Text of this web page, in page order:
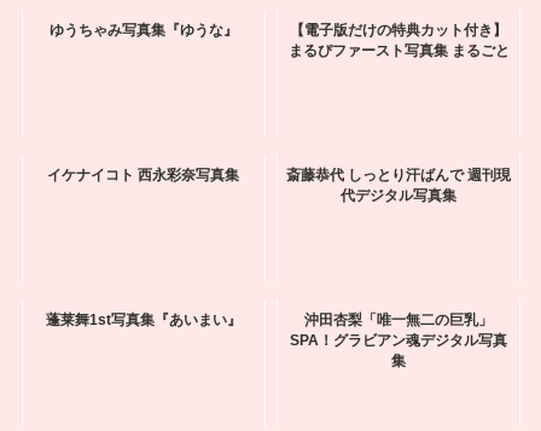
ゆうちゃみ写真集『ゆうな』
【電子版だけの特典カット付き】
まるぴファースト写真集 まるごと
イケナイコト 西永彩奈写真集
斎藤恭代 しっとり汗ばんで 週刊現
代デジタル写真集
蓬莱舞1st写真集『あいまい』
沖田杏梨「唯一無二の巨乳」
SPA！グラビアン魂デジタル写真
集